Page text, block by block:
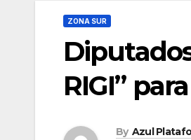
ZONA SUR
RIGI”
By Azul